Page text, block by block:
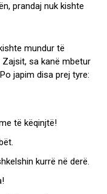
prandaj nuk kishte
mundur të
sa kanë mbetur
japim disa prej tyre:
të këqinjtë!
kurrë në derë.